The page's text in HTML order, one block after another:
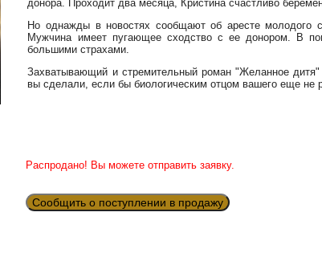
донора. Проходит два месяца, Кристина счастливо
Но однажды в новостях сообщают об аресте молодого
Мужчина имеет пугающее сходство с ее донором. В
большими страхами.
Захватывающий и стремительный роман "Желанное
вы сделали, если бы биологическим отцом вашего еще не
Распродано! Вы можете отправить заявку.
Сообщить о поступлении в продажу